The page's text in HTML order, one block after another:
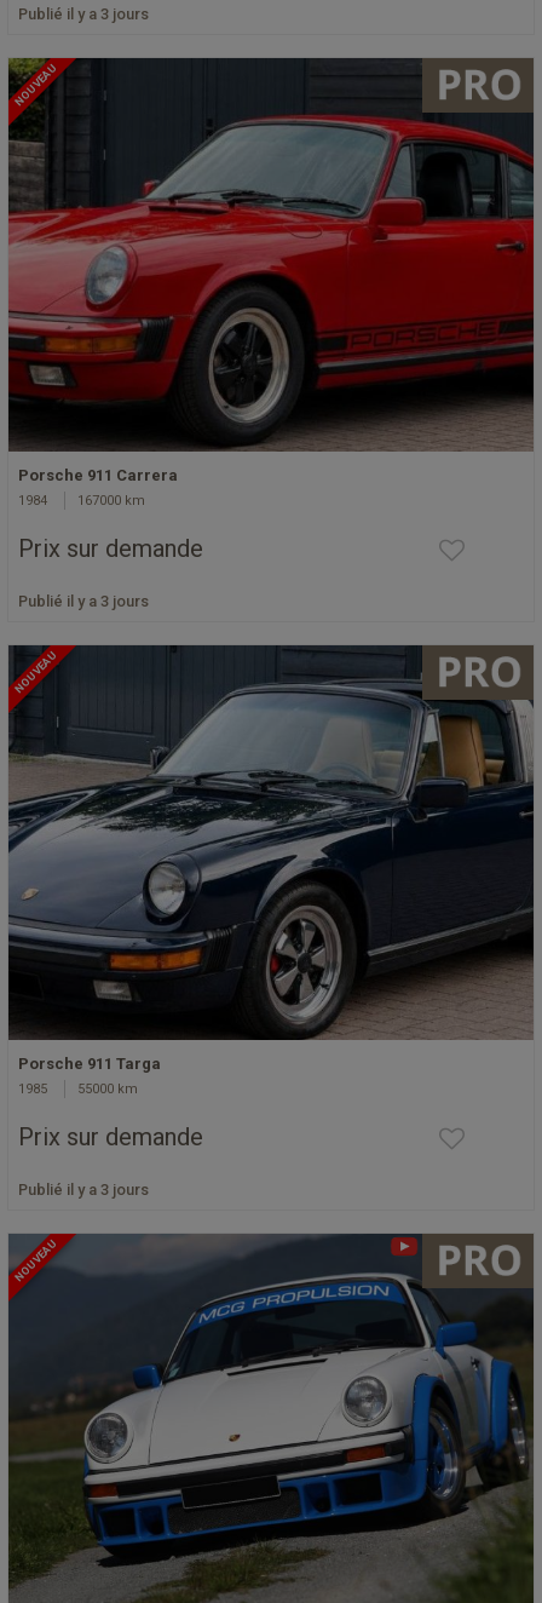
Publié il y a 3 jours
NOUVEAU
Porsche 911 Carrera
1984 167000 km
Prix sur demande
Publié il y a 3 jours
NOUVEAU
Porsche 911 Targa
1985 55000 km
Prix sur demande
Publié il y a 3 jours
NOUVEAU